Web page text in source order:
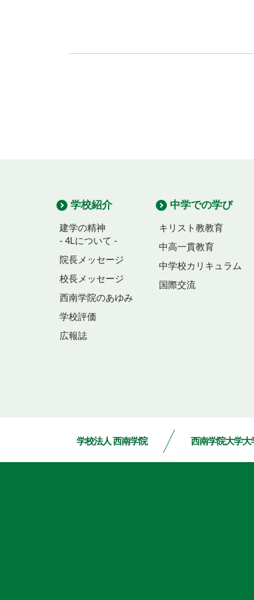
学校紹介
建学の精神
- 4Lについて -
院長メッセージ
校長メッセージ
西南学院のあゆみ
学校評価
広報誌
中学での学び
キリスト教教育
中高一貫教育
中学校カリキュラム
国際交流
学校法人 西南学院 西南学院大学大